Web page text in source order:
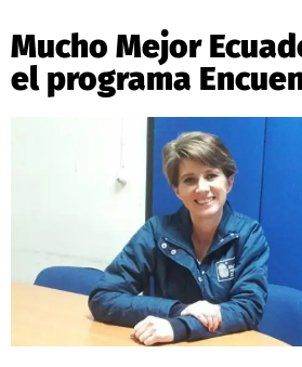
Mucho Mejor
el programa